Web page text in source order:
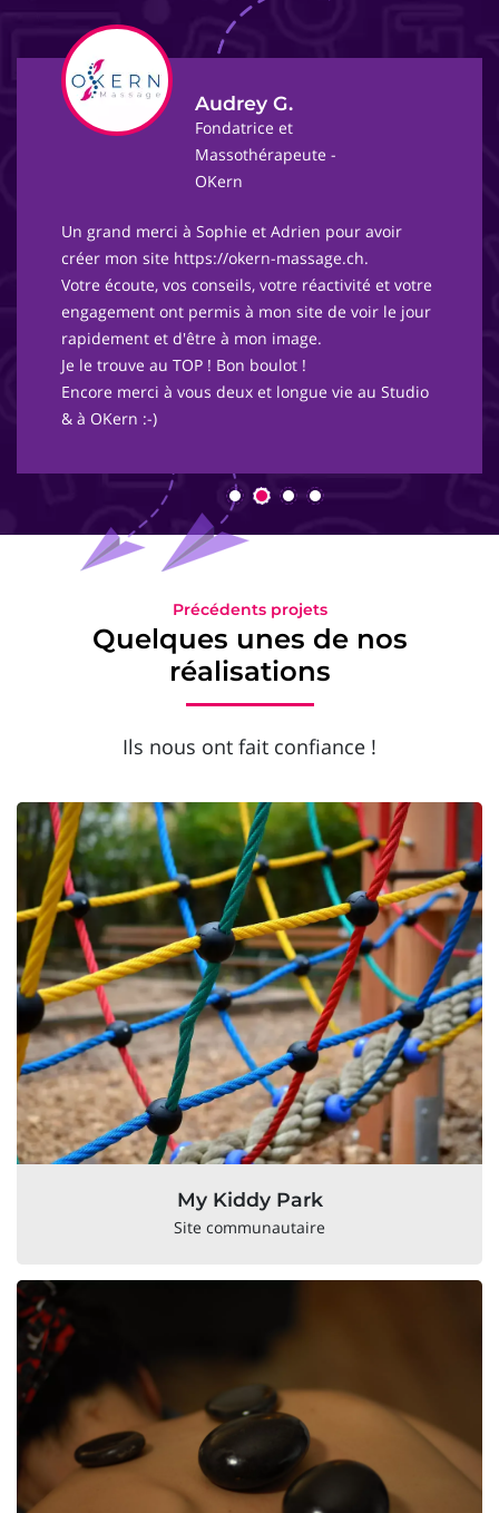
Audrey G.
Fondatrice et
Massothérapeute -
OKern
Un grand merci à Sophie et Adrien pour avoir
créer mon site https://okern-massage.ch.
Votre écoute, vos conseils, votre réactivité et votre
engagement ont permis à mon site de voir le jour
rapidement et d'être à mon image.
Je le trouve au TOP ! Bon boulot !
Encore merci à vous deux et longue vie au Studio
& à OKern :-)
Précédents projets
Quelques unes de nos
réalisations
Ils nous ont fait confiance !
My Kiddy Park
Site communautaire